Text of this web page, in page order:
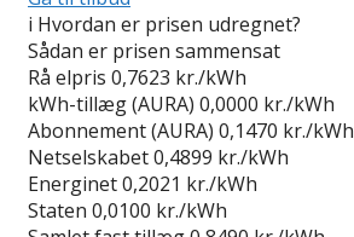
i Hvordan er prisen udregnet?
Sådan er prisen sammensat
Rå elpris 0,7623 kr./kWh
kWh-tillæg (AURA) 0,0000 kr./kWh
Abonnement (AURA) 0,1470 kr./kWh
Netselskabet0,4899 kr./kWh
Energinet0,2021 kr./kWh
Staten 0,0100 kr./kWh